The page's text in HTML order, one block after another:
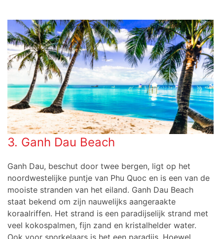
3. Ganh Dau Beach
Ganh Dau, beschut door twee bergen, ligt op het
noordwestelijke puntje van Phu Quoc en is een van de
mooiste stranden van het eiland. Ganh Dau Beach
staat bekend om zijn nauwelijks aangeraakte
koraalriffen. Het strand is een paradijselijk strand met
veel kokospalmen, fijn zand en kristalhelder water.